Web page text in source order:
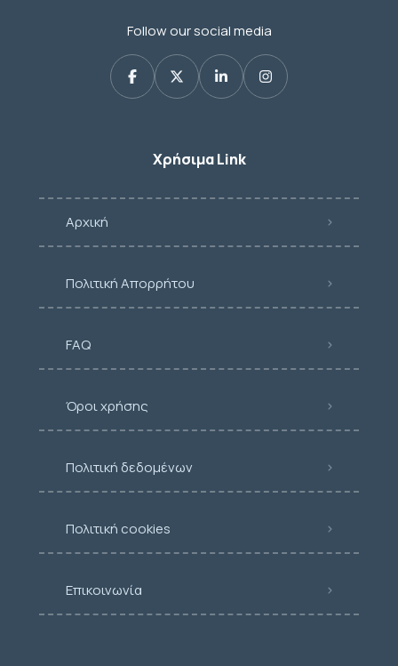
Follow our social media
Χρήσιμα Link
Αρχική
Πολιτική Απορρήτου
FAQ
Όροι χρήσης
Πολιτική δεδομένων
Πολιτική cookies
Επικοινωνία